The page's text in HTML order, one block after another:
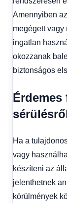
Amennyiben
megégett vagy
ingatlan
okozzanak
biztonságos
Érdemes
Ha a
vagy
készíteni az
jelenthetnek
körülmények